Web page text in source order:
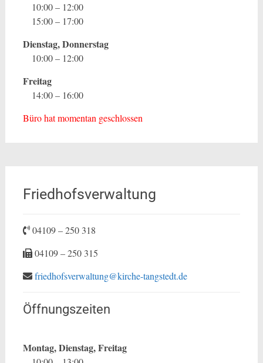
10:00 – 12:00
15:00 – 17:00
Dienstag, Donnerstag
10:00 – 12:00
Freitag
14:00 – 16:00
Büro hat momentan geschlossen
Friedhofsverwaltung
04109 – 250 318
04109 – 250 315
friedhofsverwaltung@kirche-tangstedt.de
Öffnungszeiten
Montag, Dienstag, Freitag